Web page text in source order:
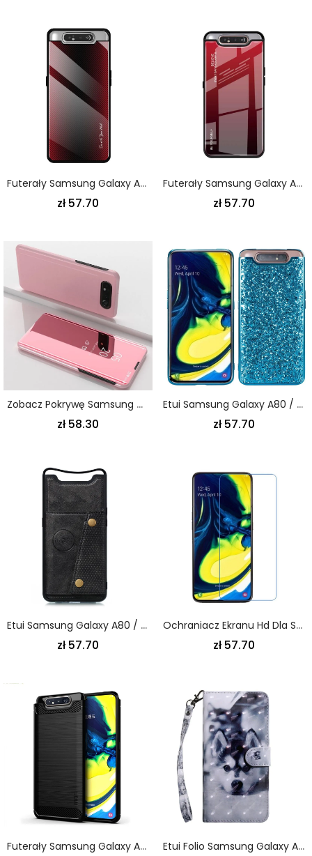
Futerały Samsung Galaxy A80 / A90 Biały Czarny Szkło Hartowane Z Włókna Węglowego
zł 57.70
Futerały Samsung Galaxy A80 / A90 Magenta Czerwony Etui Na Telefon Bądź Sobą Ze Szkła Hartowanego
zł 57.70
Zobacz Pokrywę Samsung Galaxy A80 / A90 Jasnoniebieski Czarny Lusterko I Imitacja Skóry
zł 58.30
Etui Samsung Galaxy A80 / A90 Czerwony Czarny Brokat Premium
zł 57.70
Etui Samsung Galaxy A80 / A90 Granatowy Czarny Portfel Zatrzaskowy Etui Ochronne
zł 57.70
Ochraniacz Ekranu Hd Dla Samsung Galaxy A80 / A90
zł 57.70
Futerały Samsung Galaxy A80 / A90 Szary Czarny Etui Na Telefon Mofi Szczotkowane Włókno Węglowe Etui Folio Samsung Galaxy A80 / A90 Gustave Psa Etui Ochronne